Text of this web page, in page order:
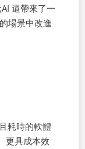
還帶來了一
場景中改進
耗時的軟體
更具成本效